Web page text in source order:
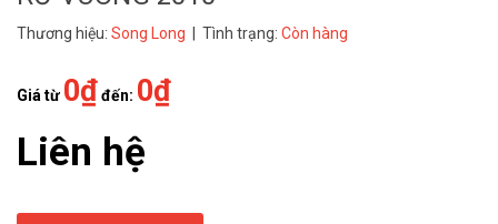
Thương hiệu: Song Long | Tình trạng: Còn hàng
Giá từ 0₫đến: 0₫
Liên hệ